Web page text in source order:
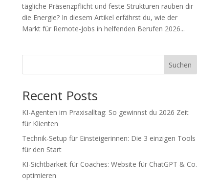
tägliche Präsenzpflicht und feste Strukturen rauben dir
die Energie? In diesem Artikel erfährst du, wie der
Markt für Remote-Jobs in helfenden Berufen 2026...
Suchen
Recent Posts
KI-Agenten im Praxisalltag: So gewinnst du 2026 Zeit
für Klienten
Technik-Setup für Einsteigerinnen: Die 3 einzigen Tools
für den Start
KI-Sichtbarkeit für Coaches: Website für ChatGPT & Co.
optimieren